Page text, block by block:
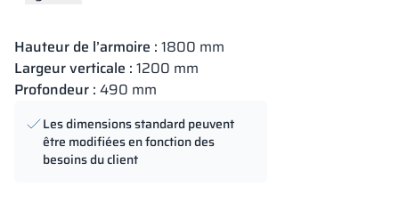
Hauteur de l’armoire : 1800 mm
Largeur verticale : 1200 mm
Profondeur : 490 mm
Les dimensions standard peuvent
être modifiées en fonction des
besoins du client